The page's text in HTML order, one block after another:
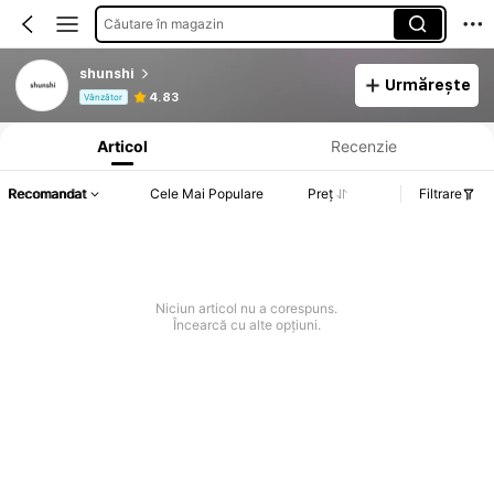
Căutare în magazin
shunshi
Vânzător 4.83
Urmărește
Informații despre produs: Divulgarea prețului, detalii privind vânzările și stocul.
Articol Recenzie
Recomandat Cele Mai Populare Preț Filtrare
Niciun articol nu a corespuns.
Încearcă cu alte opțiuni.